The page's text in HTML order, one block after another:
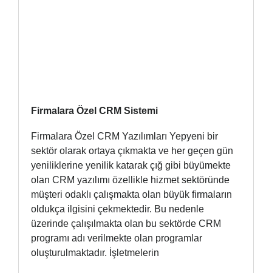
Firmalara Özel CRM Sistemi
Firmalara Özel CRM Yazılımları Yepyeni bir
sektör olarak ortaya çıkmakta ve her geçen gün
yeniliklerine yenilik katarak çığ gibi büyümekte
olan CRM yazılımı özellikle hizmet sektöründe
müşteri odaklı çalışmakta olan büyük firmaların
oldukça ilgisini çekmektedir. Bu nedenle
üzerinde çalışılmakta olan bu sektörde CRM
programı adı verilmekte olan programlar
oluşturulmaktadır. İşletmelerin